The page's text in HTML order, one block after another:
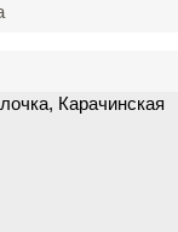
Карачинская